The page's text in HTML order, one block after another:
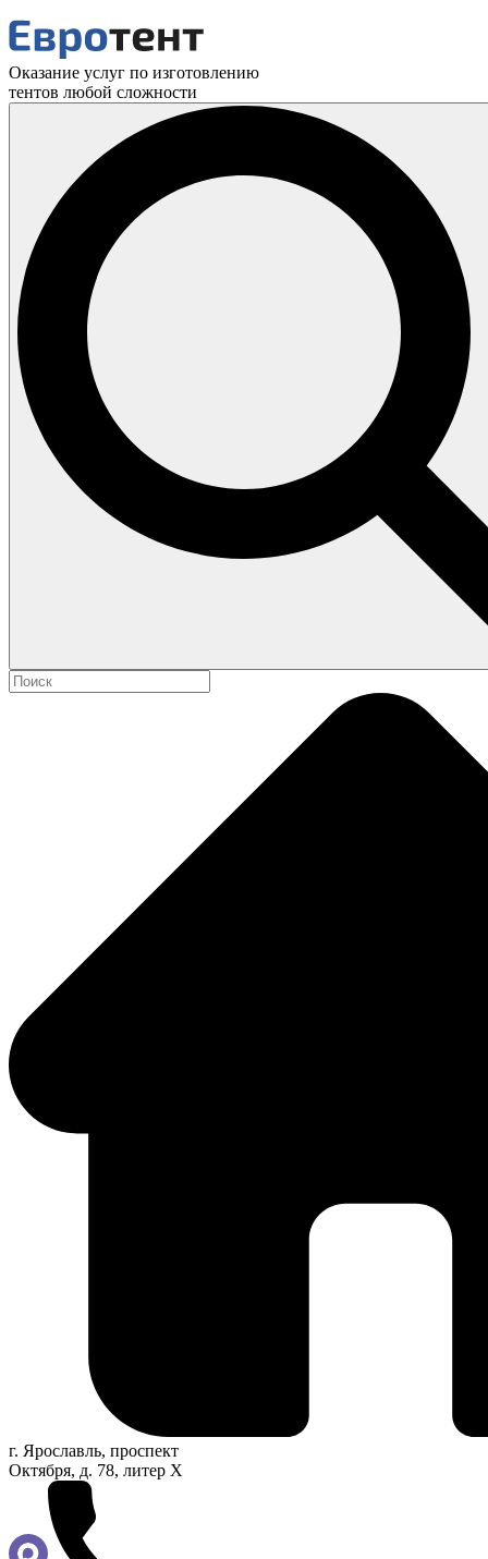
Оказание услуг по изготовлению
тентов любой сложности
г. Ярославль, проспект
Октября, д. 78, литер Х